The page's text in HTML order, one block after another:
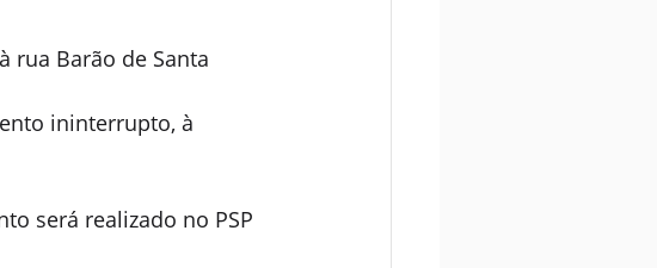
rua Barão de Santa
ininterrupto, à
será realizado no PSP